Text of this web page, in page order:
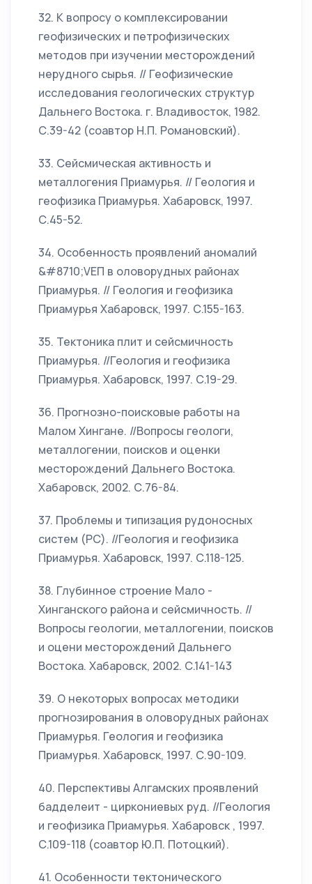
32. К вопросу о комплексировании
геофизических и петрофизических
методов при изучении месторождений
нерудного сырья. // Геофизические
исследования геологических структур
Дальнего Востока. г. Владивосток, 1982.
С.39-42 (соавтор Н.П. Романовский).
33. Сейсмическая активность и
металлогения Приамурья. // Геология и
геофизика Приамурья. Хабаровск, 1997.
С.45-52.
34. Особенность проявлений аномалий
&#8710;VЕП в оловорудных районах
Приамурья. // Геология и геофизика
Приамурья Хабаровск, 1997. С.155-163.
35. Тектоника плит и сейсмичность
Приамурья. //Геология и геофизика
Приамурья. Хабаровск, 1997. С.19-29.
36. Прогнозно-поисковые работы на
Малом Хингане. //Вопросы геологи,
металлогении, поисков и оценки
месторождений Дальнего Востока.
Хабаровск, 2002. С.76-84.
37. Проблемы и типизация рудоносных
систем (РС). //Геология и геофизика
Приамурья. Хабаровск, 1997. С.118-125.
38. Глубинное строение Мало -
Хинганского района и сейсмичность. //
Вопросы геологии, металлогении, поисков
и оцени месторождений Дальнего
Востока. Хабаровск, 2002. С.141-143
39. О некоторых вопросах методики
прогнозирования в оловорудных районах
Приамурья. Геология и геофизика
Приамурья. Хабаровск, 1997. С.90-109.
40. Перспективы Алгамских проявлений
бадделеит - циркониевых руд. //Геология
и геофизика Приамурья. Хабаровск , 1997.
С.109-118 (соавтор Ю.П. Потоцкий).
41. Особенности тектонического